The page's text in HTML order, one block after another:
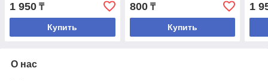
1 950 ₸
Купить
800₸
Купить
1
О нас